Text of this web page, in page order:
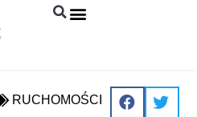
RUCHOMOŚCI